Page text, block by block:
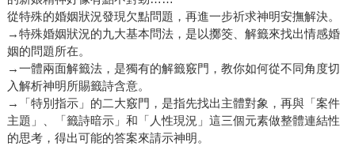
從特殊的婚姻狀況發現欠點問題，再進一步祈求神明安撫解決。
→特殊婚姻狀況的九大基本問法，是以擲筊、解籤來找出情感婚
姻的問題所在。
→一體兩面解籤法，是獨有的解籤竅門，教你如何從不同角度切
入解析神明所賜籤詩含意。
→「特別指示」的二大竅門，是指先找出主體對象，再與「案件
主題」、「籤詩暗示」和「人性現況」這三個元素做整體連結性
的思考，得出可能的答案來請示神明。